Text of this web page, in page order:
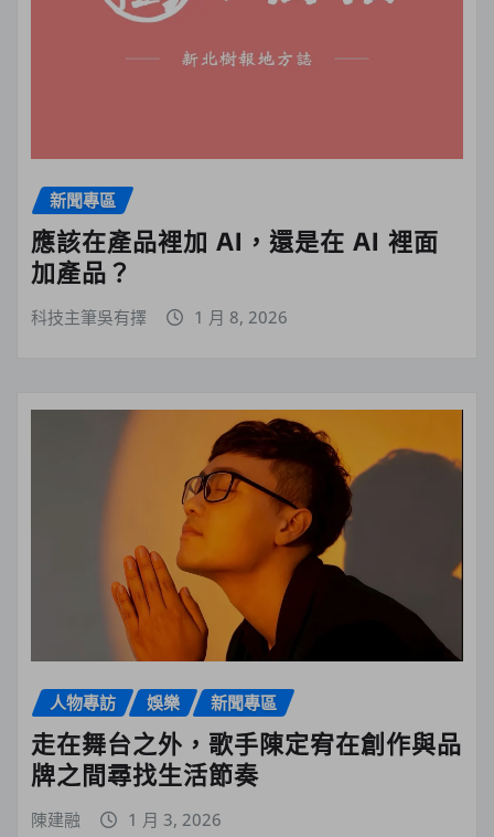
新聞專區
應該在產品裡加 AI，還是在 AI 裡面
加產品？
科技主筆吳有擇 1 月 8, 2026
人物專訪 娛樂 新聞專區
走在舞台之外，歌手陳定宥在創作與品
牌之間尋找生活節奏
陳建融 1 月 3, 2026